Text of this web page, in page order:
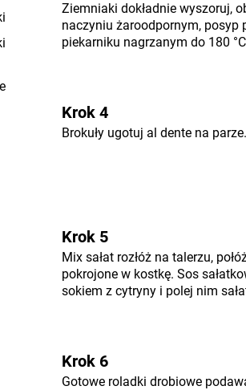
Ziemniaki dokładnie wyszoruj,
naczyniu żaroodpornym, posyp
piekarniku nagrzanym do 180
Krok 4
Brokuły ugotuj al dente na parze.
Krok 5
Mix sałat rozłóż na talerzu,
pokrojone w kostkę. Sos
sokiem z cytryny i polej nim
Krok 6
Gotowe roladki drobiowe